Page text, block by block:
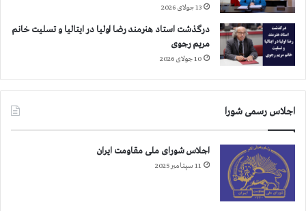
13 جولای 2026
درگذشت استاد هنرمند رضا اولیا در ایتالیا و تسلیت خانم
مریم رجوی
10 جولای 2026
اجلاس رسمی شورا
اجلاس شورای ملی مقاومت ایران
11 سپتامبر 2025